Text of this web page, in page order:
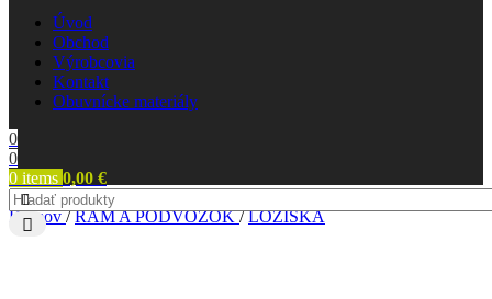
Úvod
Obchod
Výrobcovia
Kontakt
Obuvnícke materiály
0
0
0 items 0,00 €
Domov/ RÁM A PODVOZOK/ LOŽISKÁ